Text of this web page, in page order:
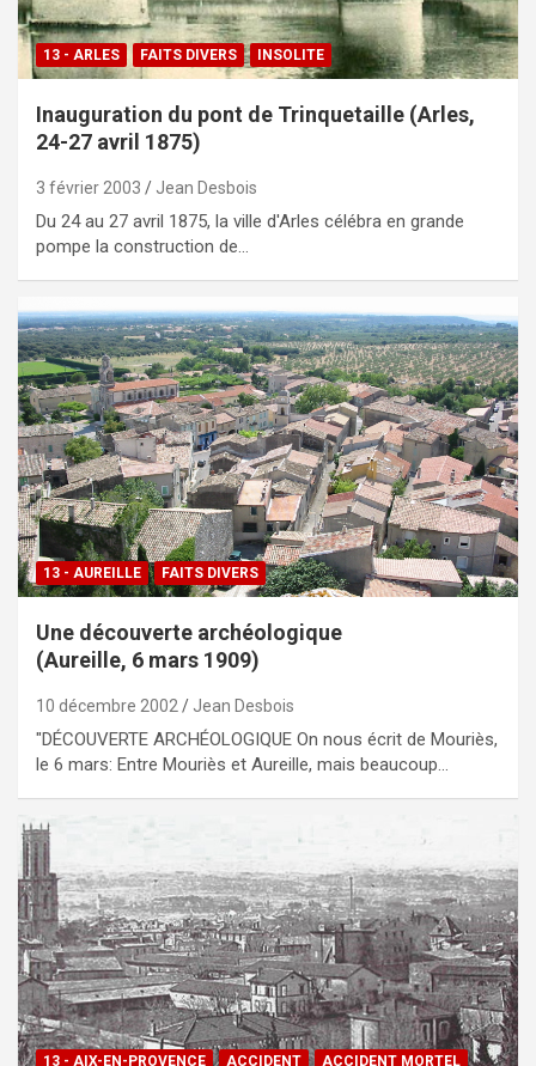
13 - ARLES FAITS DIVERS INSOLITE
Inauguration du pont de Trinquetaille (Arles,
24-27 avril 1875)
3 février 2003 Jean Desbois
Du 24 au 27 avril 1875, la ville d'Arles célébra en grande
pompe la construction de…
13 - AUREILLE FAITS DIVERS
Une découverte archéologique
(Aureille, 6 mars 1909)
10 décembre 2002 Jean Desbois
"DÉCOUVERTE ARCHÉOLOGIQUE On nous écrit de Mouriès,
le 6 mars: Entre Mouriès et Aureille, mais beaucoup…
13 - AIX-EN-PROVENCE ACCIDENT ACCIDENT MORTEL